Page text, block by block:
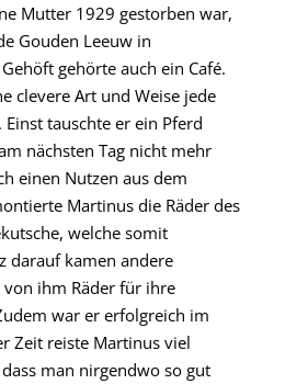
Mutter 1929 gestorben war,
Gouden Leeuw in
gehörte auch ein Café.
clevere Art und Weise jede
tauschte er ein Pferd
nächsten Tag nicht mehr
einen Nutzen aus dem
Martinus die Räder des
welche somit
darauf kamen andere
ihm Räder für ihre
war er erfolgreich im
Zeit reiste Martinus viel
man nirgendwo so gut